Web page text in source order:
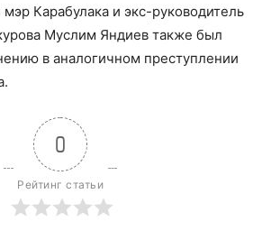
Карабулака и экс-руководитель
Муслим Яндиев также был
в аналогичном преступлении
0
Рейтинг статьи